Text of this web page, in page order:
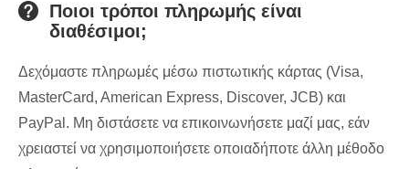
Ποιοι τρόποι πληρωμής είναι
διαθέσιμοι;
Δεχόμαστε πληρωμές μέσω πιστωτικής κάρτας (Visa,
MasterCard, American Express, Discover, JCB) και
PayPal. Μη διστάσετε να επικοινωνήσετε μαζί μας, εάν
χρειαστεί να χρησιμοποιήσετε οποιαδήποτε άλλη μέθοδο